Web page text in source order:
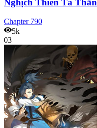
Nghịch Thiên Tà Thần
Chapter 790
5k
03